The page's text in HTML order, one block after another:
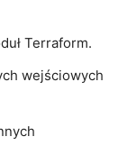
⁢Terraform.
wejściowych‌